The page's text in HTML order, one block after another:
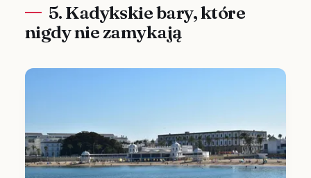
5. Kadykskie bary, które
nigdy nie zamykają